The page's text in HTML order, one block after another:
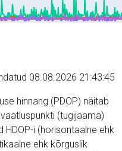
08.08.2026 21:43:45
hinnang (PDOP) näitab
(tugijaama)
HDOP-i (horisontaalne ehk
ehk kõrguslik